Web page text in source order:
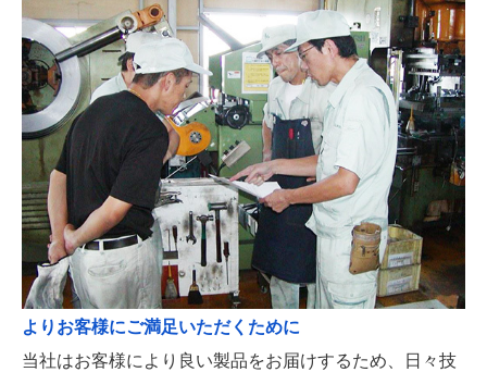
よりお客様にご満足いただくために
当社はお客様により良い製品をお届けするため、日々技